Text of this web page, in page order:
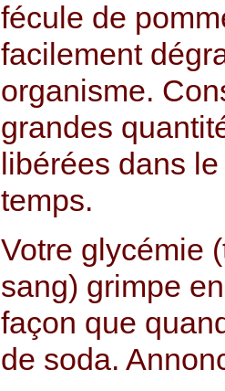
fécule de
facilement
organisme.
grandes
libérées dans
temps.
Votre glycémie
sang) grimpe
façon que
de soda.